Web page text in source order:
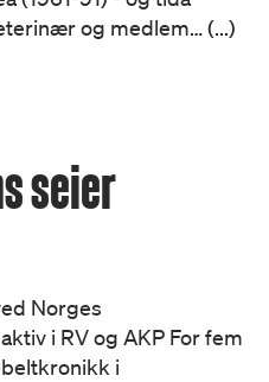
og medlem… (...)
seier
Norges
i RV og AKP For fem
i